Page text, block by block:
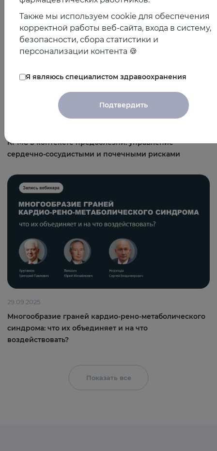
КРМС в контексте предболезни: управление
сердечно-сосудистыми и почечными рисками
29.09.2025
Многообразие граней кардио-рено-метаболического
синдрома: что их объединяет и на что
воздействовать?
Показать все
Также мы используем cookie для обеспечения
корректной работы веб-сайта, входа в систему,
безопасности, сбора статистики и
персонализации контента 🍪
Я являюсь специалистом здравоохранения
Подтвердить